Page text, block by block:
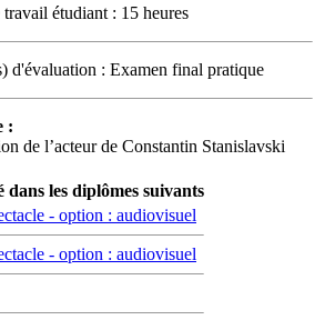
travail étudiant : 15 heures
d'évaluation : Examen final pratique
:
de l’acteur de Constantin Stanislavski
dans les diplômes suivants
- option : audiovisuel
- option : audiovisuel